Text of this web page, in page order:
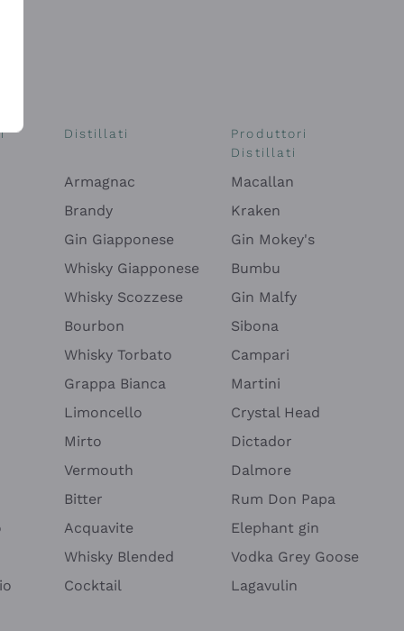
Distillati
Armagnac
Brandy
Gin Giapponese
Whisky Giapponese
Whisky Scozzese
Bourbon
Whisky Torbato
Grappa Bianca
Limoncello
Mirto
Vermouth
Bitter
Acquavite
Whisky Blended
Cocktail
Produttori
Distillati
Macallan
Kraken
Gin Mokey's
Bumbu
Gin Malfy
Sibona
Campari
Martini
Crystal Head
Dictador
Dalmore
Rum Don Papa
Elephant gin
Vodka Grey Goose
Lagavulin